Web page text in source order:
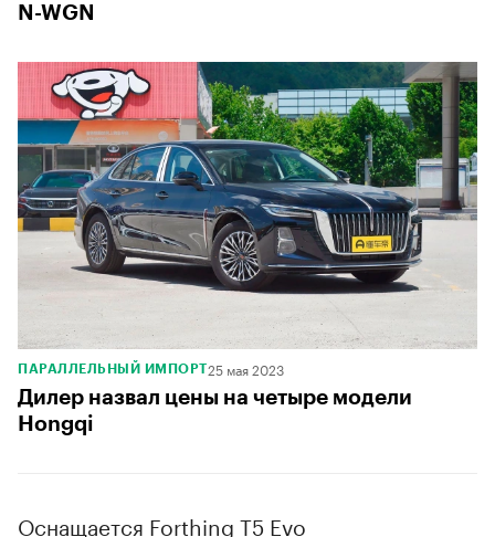
N-WGN
ПАРАЛЛЕЛЬНЫЙ ИМПОРТ25 мая 2023
Дилер назвал цены на четыре модели
Hongqi
Оснащается Forthing T5 Evo